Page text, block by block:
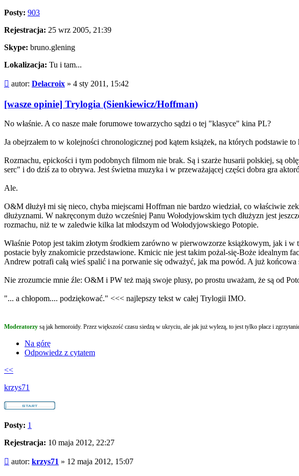
Posty: 903
Rejestracja: 25 wrz 2005, 21:39
Skype: bruno.glening
Lokalizacja: Tu i tam...
Post
autor: Delacroix » 4 sty 2011, 15:42
[wasze opinie] Trylogia (Sienkiewicz/Hoffman)
No właśnie. A co nasze małe forumowe towarzycho sądzi o tej "klasyce" kina PL?
Ja obejrzałem to w kolejności chronologicznej pod kątem książek, na których podstawie
Rozmachu, epickości i tym podobnych filmom nie brak. Są i szarże husarii polskiej, są
serc" i do dziś za to obrywa. Jest świetna muzyka i w przeważającej części dobra gra
Ale.
O&M dłużył mi się nieco, chyba miejscami Hoffman nie bardzo wiedział, co właściwie
dłużyznami. W nakręconym dużo wcześniej Panu Wołodyjowskim tych dłużyzn jest
rozmachu, niż te w zaledwie kilka lat młodszym od Wołodyjowskiego Potopie.
Właśnie Potop jest takim złotym środkiem zarówno w pierwowzorze książkowym, jak i
postacie były znakomicie przedstawione. Kmicic nie jest takim pożal-się-Boże idealnym
Andrew potrafi całą wieś spalić i na porwanie się odważyć, jak ma powód. A już końcowa
Nie zrozumcie mnie źle: O&M i PW też mają swoje plusy, po prostu uważam, że są od
"... a chłopom.... podziękować." <<< najlepszy tekst w całej Trylogii IMO.
Moderatorzy są jak hemoroidy. Przez większość czasu siedzą w ukryciu, ale jak już wylezą, to jest tylko płacz i
Na górę
Odpowiedz z cytatem
<<
krzys71
Posty: 1
Rejestracja: 10 maja 2012, 22:27
Post
autor: krzys71 » 12 maja 2012, 15:07